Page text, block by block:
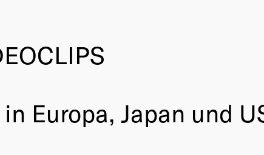
Europa, Japan und